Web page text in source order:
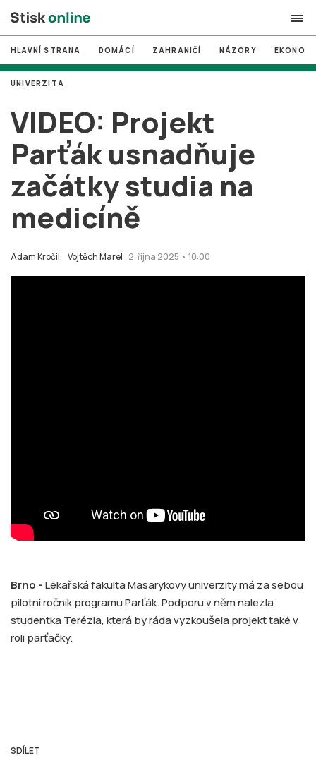
search
# MUNI
# Brno
# volby
login PŘIHLÁSIT SE
Zapomněli jste heslo?
HLAVNÍ STRANA DOMÁCÍ ZAHRANIČÍ NÁZORY
VIDEO: Projekt
Parťák usnadňuje
začátky studia na
medicíně
Adam Kročil, Vojtěch Marel 2. října 2025 • 10:00
UNIVERZITA
Brno -Lékařská fakulta Masarykovy univerzity má za sebou
pilotní ročník programu Parťák. Podporu v něm nalezla
studentka Terézia, která by ráda vyzkoušela projekt také v
roli parťačky.
SDÍLET